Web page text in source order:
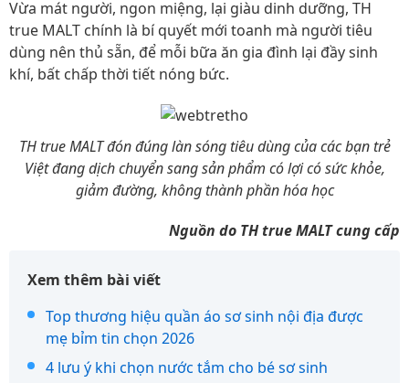
Vừa mát người, ngon miệng, lại giàu dinh dưỡng, TH
true MALT chính là bí quyết mới toanh mà người tiêu
dùng nên thủ sẵn, để mỗi bữa ăn gia đình lại đầy sinh
khí, bất chấp thời tiết nóng bức.
TH true MALT đón đúng làn sóng tiêu dùng của các bạn trẻ
Việt đang dịch chuyển sang sản phẩm có lợi có sức khỏe,
giảm đường, không thành phần hóa học
Nguồn do TH true MALT cung cấp
Xem thêm bài viết
Top thương hiệu quần áo sơ sinh nội địa được
mẹ bỉm tin chọn 2026
4 lưu ý khi chọn nước tắm cho bé sơ sinh